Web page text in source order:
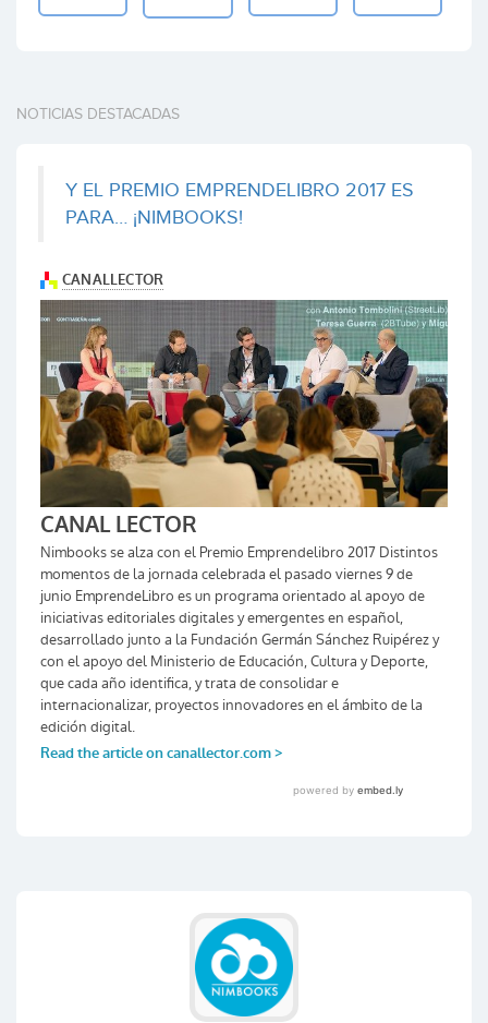
NOTICIAS DESTACADAS
Y EL PREMIO EMPRENDELIBRO 2017 ES
PARA… ¡NIMBOOKS!